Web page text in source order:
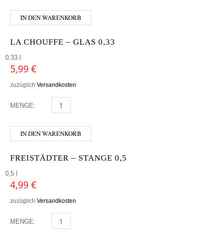
IN DEN WARENKORB
LA CHOUFFE – GLAS 0,33
0,33 l
5,99 €
zuzüglich Versandkosten
MENGE: LA CHOUFFE - GLAS 0,33 MENGE
IN DEN WARENKORB
FREISTÄDTER – STANGE 0,5
0,5 l
4,99 €
zuzüglich Versandkosten
MENGE: FREISTÄDTER - STANGE 0,5 MENGE